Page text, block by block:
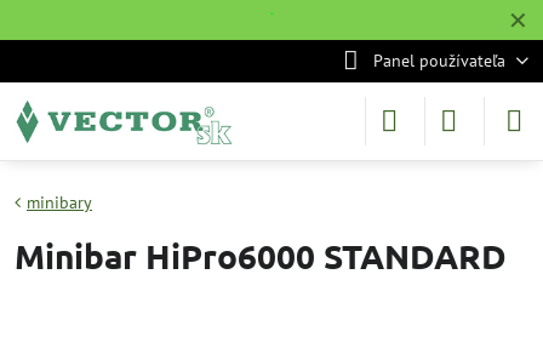
✕
˙
Panel používateľa
minibary
Minibar HiPro6000 STANDARD